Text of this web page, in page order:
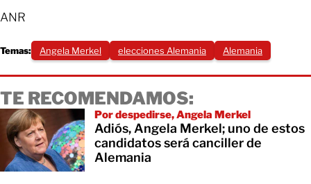
ANR
Temas: Angela Merkel elecciones Alemania Alemania
TE RECOMENDAMOS:
Por despedirse, Angela Merkel
Adiós, Angela Merkel; uno de estos
candidatos será canciller de
Alemania